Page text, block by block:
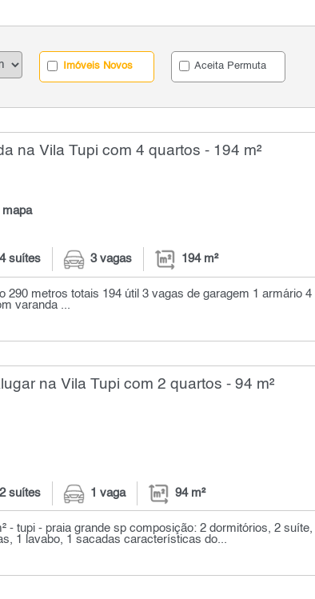
Imóveis Novos Aceita Permuta
na Vila Tupi com 4 quartos - 194 m²
mapa
4 suítes 3 vagas 194 m²
290 metros totais 194 útil 3 vagas de garagem 1 armário 4
varanda ...
na Vila Tupi com 2 quartos - 94 m²
2 suítes 1 vaga 94 m²
- tupi - praia grande sp composição: 2 dormitórios, 2 suíte,
1 lavabo, 1 sacadas características do...